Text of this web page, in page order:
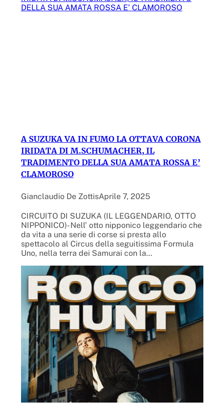
A SUZUKA VA IN FUMO LA OTTAVA CORONA
IRIDATA DI M.SCHUMACHER, IL
TRADIMENTO DELLA SUA AMATA ROSSA E’
CLAMOROSO
Gianclaudio De ZottisAprile 7, 2025
CIRCUITO DI SUZUKA (IL LEGGENDARIO, OTTO
NIPPONICO)- Nell’ otto nipponico leggendario che
da vita a una serie di corse si presta allo
spettacolo al Circus della seguitissima Formula
Uno, nella terra dei Samurai con la…